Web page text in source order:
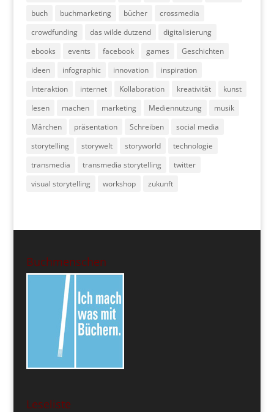
buch
buchmarketing bücher
crossmedia
crowdfunding
das wilde dutzend
digitalisierung
ebooks
events facebook games
Geschichten
ideen
infographic innovation
inspiration
Interaktion
internet Kollaboration kreativität
kunst
lesen
machen marketing Mediennutzung
musik
Märchen
präsentation Schreiben
social media
storytelling
storywelt storyworld
technologie
transmedia
transmedia storytelling
twitter
visual storytelling
workshop zukunft
Buchmenschen
Leseliste